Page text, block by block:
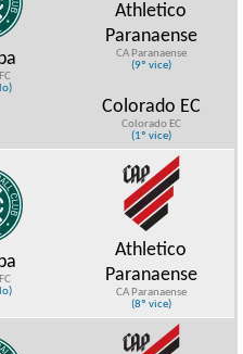
Athletico
Paranaense
CA Paranaense
(9º vice)
Colorado EC
Colorado EC
(1º vice)
Athletico
Paranaense
CA Paranaense
(8º vice)